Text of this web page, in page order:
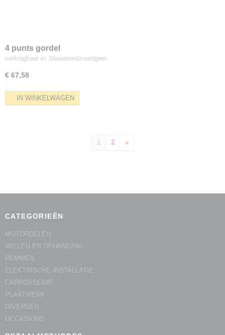
4 punts gordel
verkrijgbaar in :blauwroodzwartgeel
€ 67,58
IN WINKELWAGEN
1 2 »
CATEGORIEËN
MOTORDELEN
WIELEN EN OPHANGING
REMMEN
ELEKTRISCHE INSTALLATIE
CARROSSERIE
PLAATWERK
DIVERSEN
OCCASIONS